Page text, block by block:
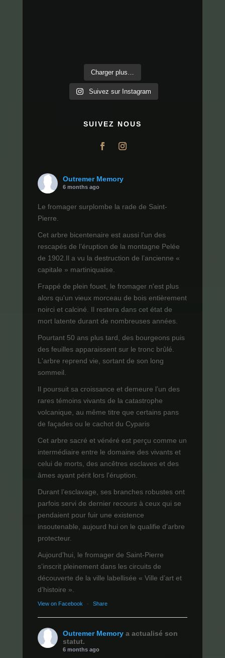
Charger plus…
Suivez sur Instagram
SUIVEZ NOUS
Outremer Memory
6 months ago
Le fromager surplombe la rade de Saint-
Pierre.
Cet arbre bicentenaire est aussi l'un des
rescapés de l’éruption de la montagne Pelée
de 1902.Il a vu la destruction de l’ancienne «
capitale » martiniquaise.
Frappé de plein fouet, le fromager n'est plus
alors qu'un vieux morceau de bois entièrement
noirci et calciné. Il restera dans cet état de
mort latente durant de nombreuses années.
Pourtant 50 ans plus tard, des bourgeons puis
des feuilles apparaissent sur le tronc brûlé.
L'arbre reprend vie, sortant de son long
sommeil.
Il poursuit sa croissance et demeure l’un des
rares témoins vivants de la catastrophe
volcanique, au même titre que certains pans
de façades ou le cachot du Cyparis
Cet arbre sacré et vénéré est perçu comme un
intermédiaire entre le domaine des vivants et
celui de morts, des ancêtres esclaves et des
âmes ayant périt lors l'éruption.
Durant l’esclavage, ses branches robustes ont
parfois servi de dernier recours à ceux qui se
pendaient pour fuir une existence
insoutenable, aujourd hui on le qualifie d'arbre
protecteur.
Aujourd’hui, le fromager de Saint-Pierre
s’inscrit pleinement dans les circuits de
découverte de la ville labellisée « Ville d’art et
d’histoire ».
View on Facebook · Share
Outremer Memory a actualisé son
statut.
6 months ago